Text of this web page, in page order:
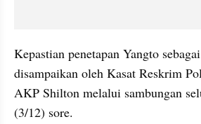
Kepastian penetapan Yangto
disampaikan oleh Kasat Reskrim
AKP Shilton melalui sambungan
(3/12) sore.